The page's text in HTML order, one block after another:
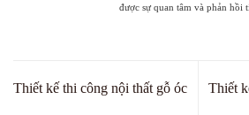
được sự quan tâm và phản hồi
Thiết kế thi công nội thất gỗ óc Thiết